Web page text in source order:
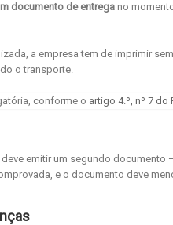
documento de entrega no
a empresa tem de imprimir
o transporte.
conforme o artigo 4.º, nº 7 do
emitir um segundo
e o documento deve